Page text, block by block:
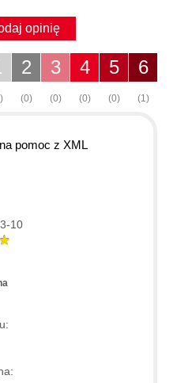
opinię
6
(1)
5
(0)
4
(0)
3
(0)
2
(0)
pomoc z XML
10